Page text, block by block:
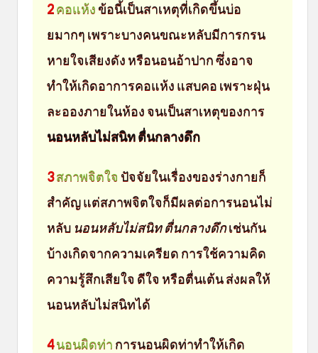
2คอแห้งข้อนี้เป็นสาเหตุที่เกิดขึ้นบ่อ
ยมากๆ เพราะบางคนขณะหลับมีการกรน
หายใจเสียงดัง หรือนอนอ้าปาก ซึ่งอาจ
ทำให้เกิดอาการคอแห้ง แสบคอ เพราะฝุ่น
ละอองภายในห้อง จนเป็นสาเหตุของการ
นอนหลับไม่สนิท ตื่นกลางดึก
3สภาพจิตใจ ปัจจัยในเรื่องของร่างกายก็
สำคัญ แต่สภาพจิตใจก็มีผลต่อการนอนไม่
หลับ นอนหลับไม่สนิท ตื่นกลางดึกเช่นกัน
บ้างเกิดจากความเครียด การใช้ความคิด
ความรู้สึกเสียใจ ดีใจ หรือตื่นเต้น ส่งผลให้
นอนหลับไม่สนิทได้
4นอนผิดท่า การนอนผิดท่าทำให้เกิด